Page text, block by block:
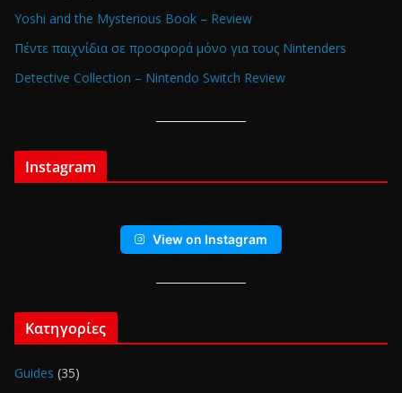
Yoshi and the Mysterious Book – Review
Πέντε παιχνίδια σε προσφορά μόνο για τους Nintenders
Detective Collection – Nintendo Switch Review
Instagram
View on Instagram
Κατηγορίες
Guides (35)